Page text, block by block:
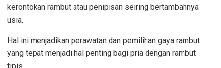
kerontokan rambut atau penipisan seiring bertambahnya
usia.
Hal ini menjadikan perawatan dan pemilihan gaya rambut
yang tepat menjadi hal penting bagi pria dengan rambut
tipis.